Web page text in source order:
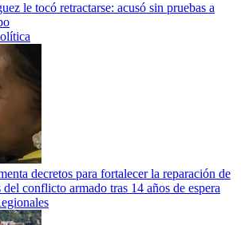
le tocó retractarse: acusó sin pruebas a
decretos para fortalecer la reparación de
conflicto armado tras 14 años de espera